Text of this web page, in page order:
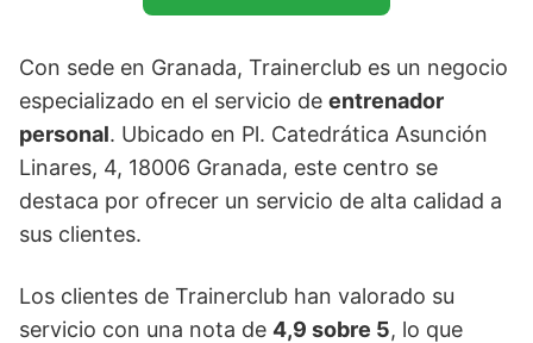
Con sede en Granada, Trainerclub es un negocio
especializado en el servicio de entrenador
personal. Ubicado en Pl. Catedrática Asunción
Linares, 4, 18006 Granada, este centro se
destaca por ofrecer un servicio de alta calidad a
sus clientes.
Los clientes de Trainerclub han valorado su
servicio con una nota de 4,9 sobre 5, lo que